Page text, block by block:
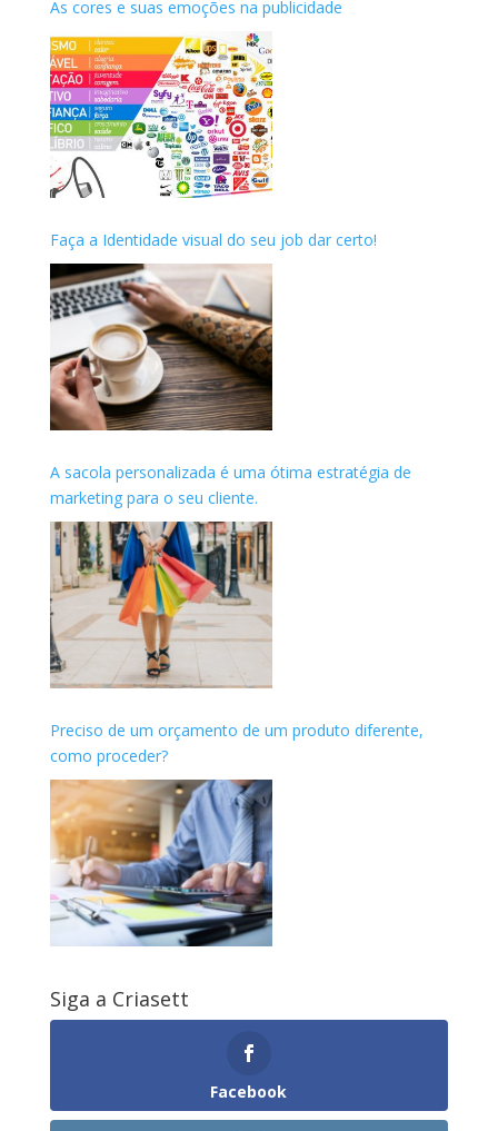
As cores e suas emoções na publicidade
Faça a Identidade visual do seu job dar certo!
A sacola personalizada é uma ótima estratégia de
marketing para o seu cliente.
Preciso de um orçamento de um produto diferente,
como proceder?
Siga a Criasett
Facebook